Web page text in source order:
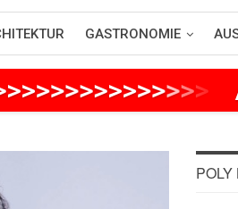
GASTRONOMIE
>>>>>>>>>>>>>>